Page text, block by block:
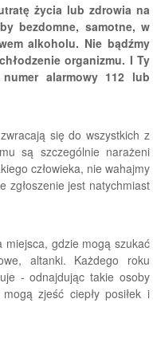
życia lub zdrowia na
bezdomne, samotne, w
alkoholu. Nie bądźmy
organizmu. I Ty
alarmowy 112 lub
się do wszystkich z
są szczególnie narażeni
człowieka, nie wahajmy
zgłoszenie jest natychmiast
miejsca, gdzie mogą szukać
altanki. Każdego roku
- odnajdując takie osoby
zjeść ciepły posiłek i